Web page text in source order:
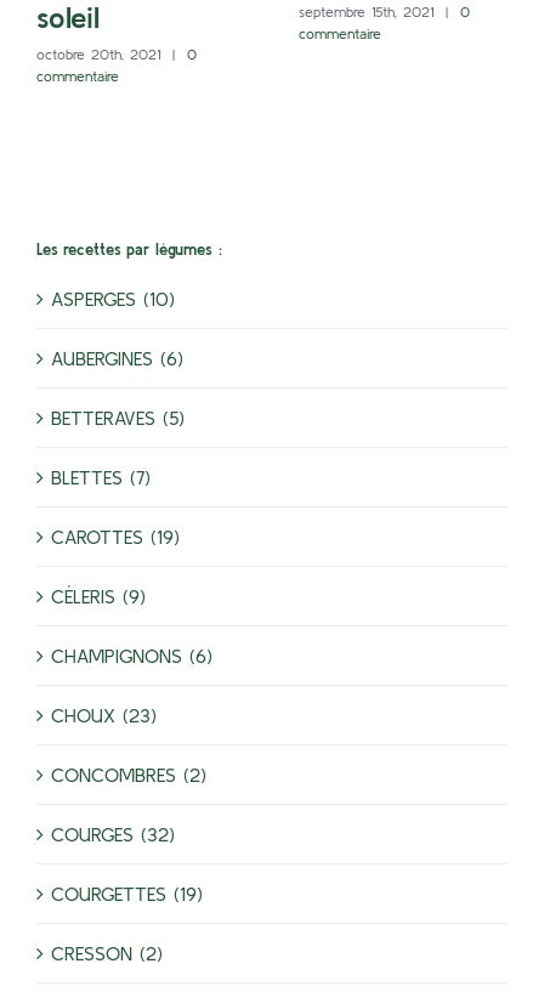
soleil
octobre 20th, 2021 |
0
commentaire
septembre 15th, 2021 |
0
commentaire
Les recettes par légumes :
ASPERGES (10)
AUBERGINES (6)
BETTERAVES (5)
BLETTES (7)
CAROTTES (19)
CÉLERIS (9)
CHAMPIGNONS (6)
CHOUX (23)
CONCOMBRES (2)
COURGES (32)
COURGETTES (19)
CRESSON (2)